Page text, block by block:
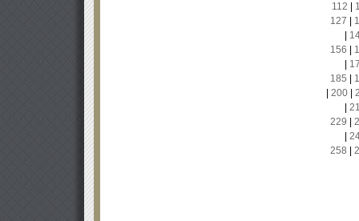
112
127
156
185
200|
229
258